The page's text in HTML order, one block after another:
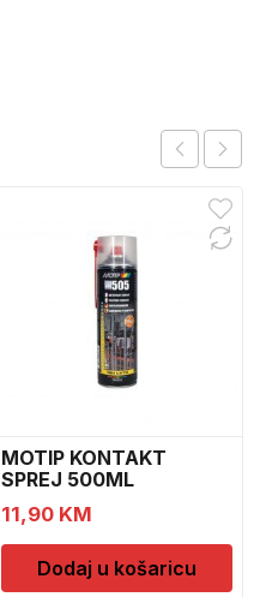
MOTIP KONTAKT
SPREJ 500ML
M090505
11,90 KM
Dodaj u košaricu